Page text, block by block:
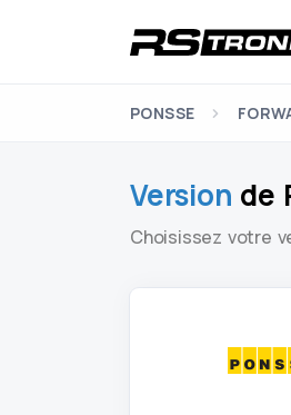
PONSSE
Version de
Choisissez votre